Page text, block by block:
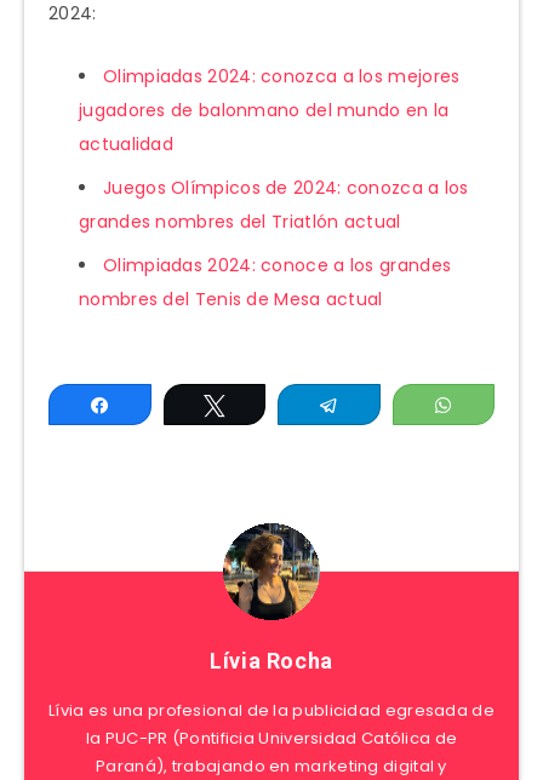
2024:
Olimpiadas 2024: conozca a los mejores
jugadores de balonmano del mundo en la
actualidad
Juegos Olímpicos de 2024: conozca a los
grandes nombres del Triatlón actual
Olimpiadas 2024: conoce a los grandes
nombres del Tenis de Mesa actual
Compartir Twittear Telegram
Lívia Rocha
Lívia es una profesional de la publicidad egresada de
la PUC-PR (Pontificia Universidad Católica de
Paraná), trabajando en marketing digital y